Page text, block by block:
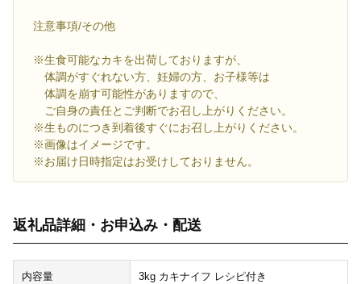
注意事項/その他
※生食可能なカキを出荷しておりますが、
体調がすぐれない方、妊婦の方、お子様等は
体調を崩す可能性がありますので、
ご自身の責任とご判断でお召し上がりください。
※生ものにつき到着後すぐにお召し上がりください。
※画像はイメージです。
※お届け日時指定はお受けしておりません。
返礼品詳細・お申込み・配送
内容量 3kg カキナイフ レシピ付き